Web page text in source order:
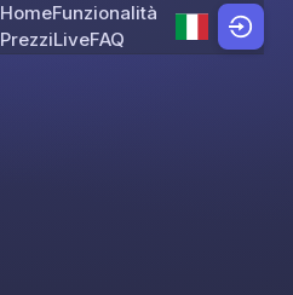
Skip to content
HomeFunzionalità
PrezziLiveFAQ